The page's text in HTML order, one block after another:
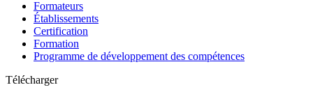
Jeux XR
Lancez des jeux XR sur plusieurs plateformes
Jeux multijoueur
Simplifiez le développement de jeux multijoueurs
Formateurs
Établissements
Certification
Formation
Programme de développement des compétences
Télécharger